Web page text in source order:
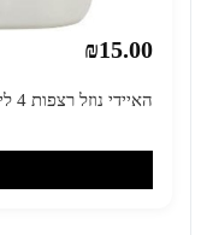
₪15.00
האיידי נוזל רצפות 4 ליטר בניחוח אורנים